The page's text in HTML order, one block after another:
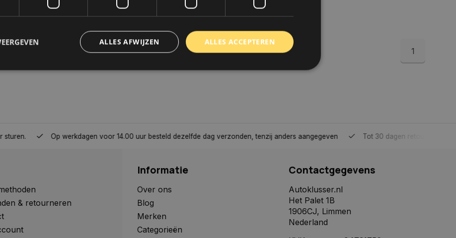
1
Op werkdagen voor 14.00 uur besteld dezelfde dag verzonden, tenzij anders aangegeven Tot 30 dagen retour sturen.
& retourneren
Informatie
Over ons
Blog
Merken
Categorieën
Contactgegevens
Autoklusser.nl
Het Palet 1B
1906CJ, Limmen
Nederland
ALLES ACCEPTEREN
ALLES AFWIJZEN
Dit cookie wordt gebruikt om een identificatiecode
sessie ID wordt gebruikt om een veilige en
consistente gebruikerservaring te behouden, ervoor
te zorgen dat pagina wijzigingen of item selecties
worden onthouden van pagina naar pagina. Het slaat
geen persoonlijke gegevens op.
Deze cookie wordt gebruikt om onderscheid te